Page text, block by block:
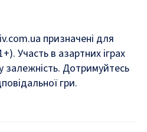
призначені для
Участь в азартних іграх
залежність. Дотримуйтесь
гри.